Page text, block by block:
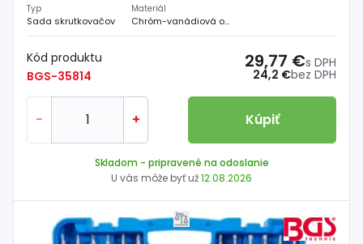
Typ
Sada skrutkovačov
Materiál
Chróm-vanádiová oceľ
Kód produktu
BGS-35814
24,2 €bez DPH
29,77 €s DPH
- + Kúpiť
Skladom - pripravené na odoslanie
U vás môže byť už12.08.2026